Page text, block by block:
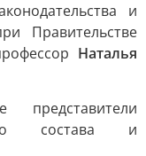
и
Правительстве
Наталья
состава и